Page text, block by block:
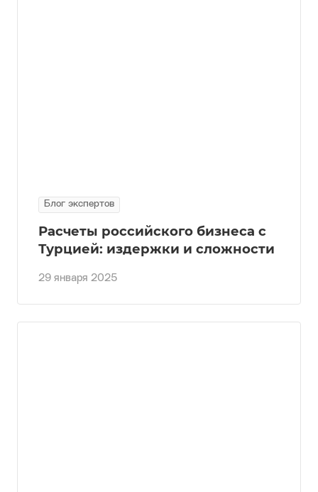
Блог экспертов
29 января 2025
Расчеты российского бизнеса с
Турцией: издержки и сложности